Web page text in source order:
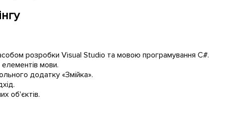
розробки Visual Studio та мовою програмування С#.
мови.
додатку «Змійка».
об'єктів.